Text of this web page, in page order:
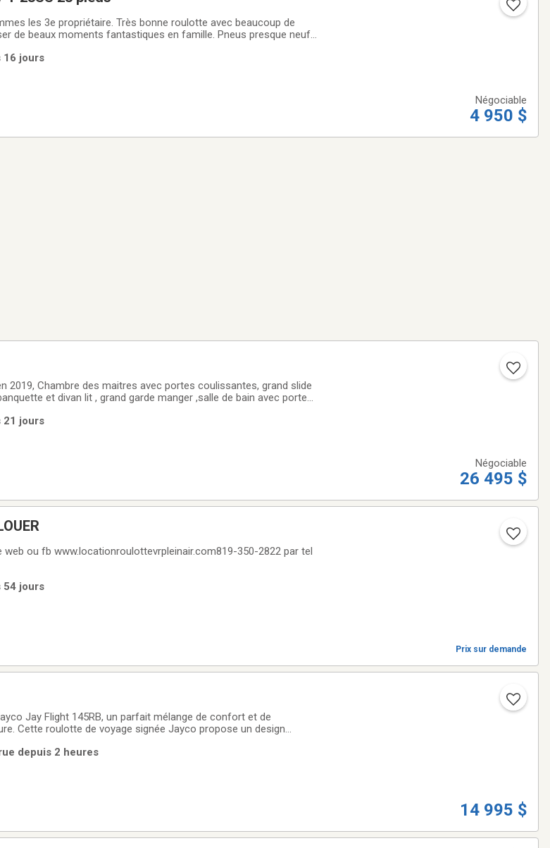
les 3e propriétaire. Très bonne roulotte avec beaucoup de
de beaux moments fantastiques en famille. Pneus presque neuf
16 jours
Négociable
4 950 $
2019, Chambre des maitres avec portes coulissantes, grand slide
et divan lit , grand garde manger ,salle de bain avec porte
21 jours
Négociable
26 495 $
web ou fb www.locationroulottevrpleinair.com819-350-2822 par tel
54 jours
Prix sur demande
Jay Flight 145RB, un parfait mélange de confort et de
Cette roulotte de voyage signée Jayco propose un design
de
depuis 2 heures
14 995 $